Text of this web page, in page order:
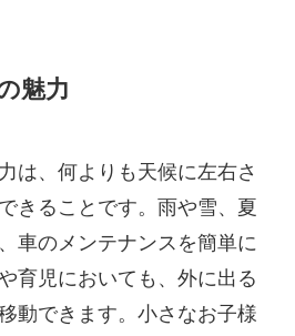
魅力
は、何よりも天候に左右さ
きることです。雨や雪、夏
車のメンテナンスを簡単に
育児においても、外に出る
動できます。小さなお子様